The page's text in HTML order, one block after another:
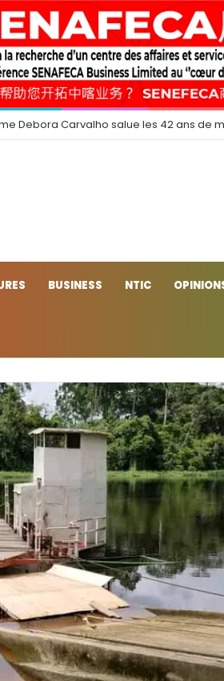
Debora Carvalho salue les 42 ans de
BUSINESS NTIC